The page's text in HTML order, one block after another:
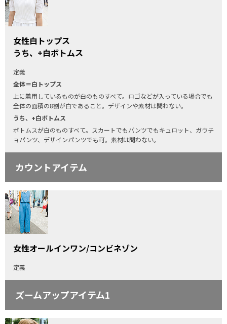
女性白トップス
うち、+白ボトムス
定義
全体＝白トップス
上に着用しているものが白のものすべて。ロゴなどが入っている場合でも
全体の面積の8割が白であること。デザインや素材は問わない。
うち、+白ボトムス
ボトムスが白のものすべて。スカートでもパンツでもキュロット、ガウチ
ョパンツ、デザインパンツでも可。素材は問わない。
カウントアイテム
女性オールインワン/コンビネゾン
定義
ズームアップアイテム1